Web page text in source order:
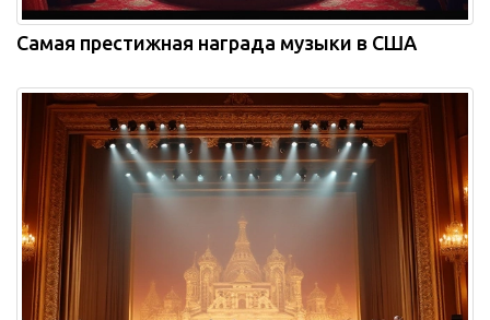
Самая престижная награда музыки в США